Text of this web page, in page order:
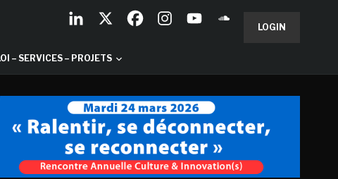
LOGIN
– SERVICES – PROJETS